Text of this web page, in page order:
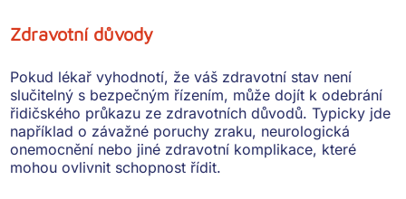
Zdravotní důvody
Pokud lékař vyhodnotí, že váš zdravotní stav není
slučitelný s bezpečným řízením, může dojít kodebrání
řidičského průkazu ze zdravotních důvodů. Typicky jde
například o závažné poruchy zraku, neurologická
onemocnění nebo jiné zdravotní komplikace, které
mohou ovlivnit schopnost řídit.